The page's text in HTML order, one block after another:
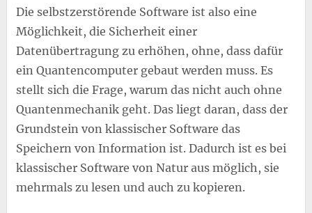
Die selbstzerstörende Software ist also eine
Möglichkeit, die Sicherheit einer
Datenübertragung zu erhöhen, ohne, dass dafür
ein Quantencomputer gebaut werden muss. Es
stellt sich die Frage, warum das nicht auch ohne
Quantenmechanik geht. Das liegt daran, dass der
Grundstein von klassischer Software das
Speichern von Information ist. Dadurch ist es bei
klassischer Software von Natur aus möglich, sie
mehrmals zu lesen und auch zu kopieren.